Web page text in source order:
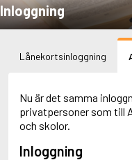
Inloggning
Lånekortsinloggning
Nu är det samma
privatpersoner som till
och skolor.
Inloggning